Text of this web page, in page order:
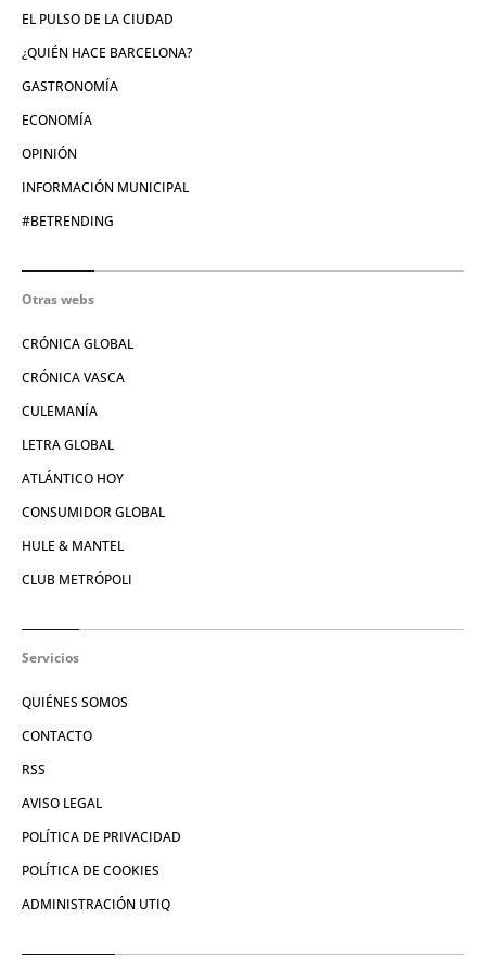
EL PULSO DE LA CIUDAD
¿QUIÉN HACE BARCELONA?
GASTRONOMÍA
ECONOMÍA
OPINIÓN
INFORMACIÓN MUNICIPAL
#BETRENDING
Otras webs
CRÓNICA GLOBAL
CRÓNICA VASCA
CULEMANÍA
LETRA GLOBAL
ATLÁNTICO HOY
CONSUMIDOR GLOBAL
HULE & MANTEL
CLUB METRÓPOLI
Servicios
QUIÉNES SOMOS
CONTACTO
RSS
AVISO LEGAL
POLÍTICA DE PRIVACIDAD
POLÍTICA DE COOKIES
ADMINISTRACIÓN UTIQ